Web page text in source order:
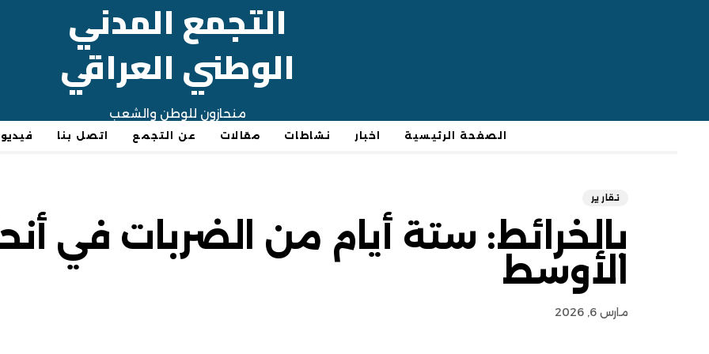
التجمع المدني
الوطني العراقي
منحازون للوطن والشعب
الصفحة الرئيسية اخبار نشاطات مقالات عن التجمع اتصل بنا
تقارير
بالخرائط: ستة أيام من الضربات في
الأوسط
مارس 6, 2026